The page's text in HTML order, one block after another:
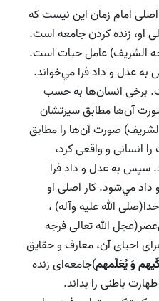
اصلى امام زمان اين نيست كه
او، زنده كردن جامعه است.
الشریف) عامل حيات است.
به عدل و داد فرا مي‌خواند.
برخى انسان‌‌ها به حسب
آن‌‌ها مطابق سيرتشان
صورت آن‌‌ها را مطابق
انسانى و واقعى كرد،
سپس به عدل و داد فرا
داد مي‌شود. كار اصلى او
الله علیه وآله) ،
الله تعالی فرجه
احيای آن، معارف و حقايق
وَ يُعَلّمهم)جامعه‌اى زنده
باطنى را بداند.